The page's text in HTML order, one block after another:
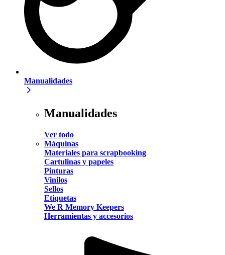
Manualidades
Manualidades
Ver todo
Máquinas
Materiales para scrapbooking
Cartulinas y papeles
Pinturas
Vinilos
Sellos
Etiquetas
We R Memory Keepers
Herramientas y accesorios